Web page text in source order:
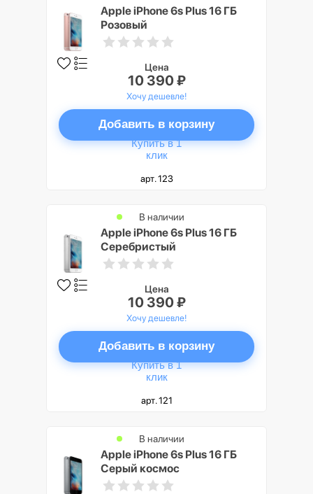
Apple iPhone 6s Plus 16 ГБ
Розовый
Цена
10 390 ₽
Хочу дешевле!
Добавить в корзину
Купить в 1
клик
арт. 123
Apple iPhone 6s Plus 16 ГБ
Серебристый
В наличии
Цена
10 390 ₽
Хочу дешевле!
Добавить в корзину
Купить в 1
клик
арт. 121
Apple iPhone 6s Plus 16 ГБ
Серый космос
В наличии